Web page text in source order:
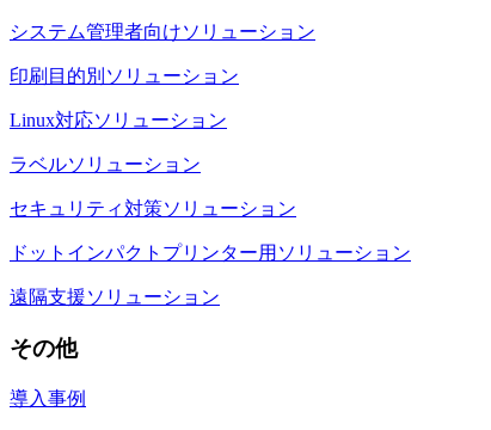
システム管理者向けソリューション
印刷目的別ソリューション
Linux対応ソリューション
ラベルソリューション
セキュリティ対策ソリューション
ドットインパクトプリンター用ソリューション
遠隔支援ソリューション
その他
導入事例